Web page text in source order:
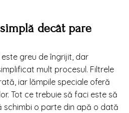
decât pare
greu de îngrijit, dar
mult procesul. Filtrele
iar lămpile speciale oferă
Tot ce trebuie să faci este să
schimbi o parte din apă o dată